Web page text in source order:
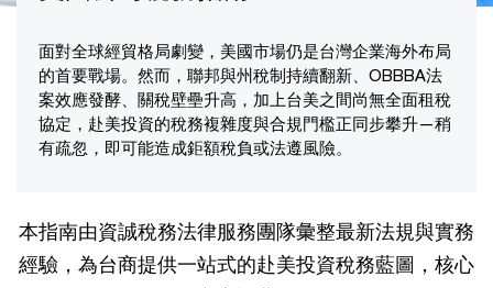
面對全球經貿格局劇變，美國市場仍是台灣企業海外布局
的首要戰場。然而，聯邦與州稅制持續翻新、OBBBA法
案效應發酵、關稅壁壘升高，加上台美之間尚無全面租稅
協定，赴美投資的稅務複雜度與合規門檻正同步攀升—稍
有疏忽，即可能造成鉅額稅負或法遵風險。
本指南由資誠稅務法律服務團隊彙整最新法規與實務
經驗，為台商提供一站式的赴美投資稅務藍圖，核心